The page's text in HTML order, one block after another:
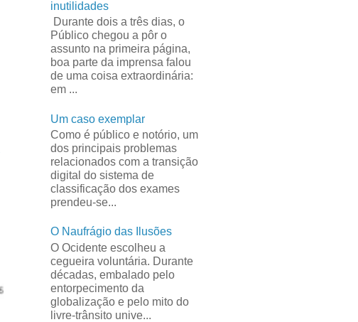
inutilidades
Durante dois a três dias, o
Público chegou a pôr o
assunto na primeira página,
boa parte da imprensa falou
de uma coisa extraordinária:
em ...
Um caso exemplar
Como é público e notório, um
dos principais problemas
relacionados com a transição
digital do sistema de
classificação dos exames
prendeu-se...
O Naufrágio das Ilusões
O Ocidente escolheu a
cegueira voluntária. Durante
décadas, embalado pelo
entorpecimento da
globalização e pelo mito do
livre-trânsito unive...